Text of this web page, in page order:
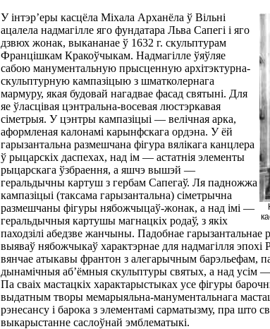
У інтэр’еры касцёла Міхала Арханёла ў Вільні
ацалела надмагілле яго фундатара Льва Сапегі і яго
дзвюх жонак, выкананае ў 1632 г. скульптурам
Францішкам Кракоўчыкам. Надмагілле ўяўляе
сабою манументальную прысценную архітэктурна-
скульптурную кампазіцыю з шматколернага
мармуру, якая будовай нагадвае фасад святыні. Для
яе ўласцівая цэнтральна-восевая люстэркавая
сіметрыя. У цэнтры кампазіцыі — велічная арка,
аформленая калонамі карынфскага ордэна. У ёй
гарызантальна размешчана фігура вялікага канцлера
ў рыцарскіх даспехах, над ім — астатнія элементы
рыцарскага ўзбраення, а яшчэ вышэй —
геральдычны картуш з гербам Сапегаў. Ля падножжа
кампазіцыі (таксама гарызантальна) сіметрычна
размешчаны фігуры нябожчыцаў-жонак, а над імі —
геральдычныя картушы магнацкіх родаў, з якіх
паходзілі абедзве жанчыны. Падобнае
выяваў нябожчыкаў характэрнае для надмагілля
вянчае атыкавы франтон з алегарычным барэльефам,
дынамічныя аб’ёмныя скульптуры святых, а над
Па сваіх мастацкіх характарыстыках усе фігуры
выдатным творы мемарыяльна-манументальнага
рэнесансу і барока з элементамі сарматызму, пра што
выкарыстанне саслоўнай эмблематыкі.